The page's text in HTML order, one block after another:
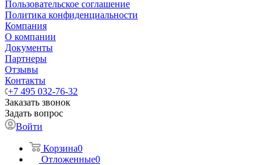
Пользовательское соглашение
Политика конфиденциальности
Компания
О компании
Документы
Партнеры
Отзывы
Контакты
+7 495 032-76-32
Заказать звонок
Задать вопрос
Войти
Корзина0
Отложенные0